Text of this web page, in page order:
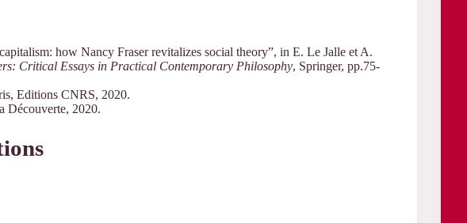
how Nancy Fraser revitalizes social theory”, in E. Le Jalle et A.
Critical Essays in Practical Contemporary Philosophy, Springer, pp.75-
Editions CNRS, 2020.
Découverte, 2020.